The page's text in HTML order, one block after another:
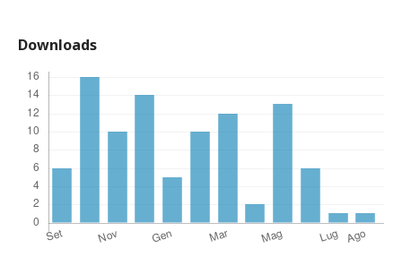
Downloads